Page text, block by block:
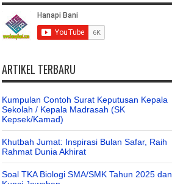
ARTIKEL TERBARU
Kumpulan Contoh Surat Keputusan Kepala
Sekolah / Kepala Madrasah (SK
Kepsek/Kamad)
Khutbah Jumat: Inspirasi Bulan Safar, Raih
Rahmat Dunia Akhirat
Soal TKA Biologi SMA/SMK Tahun 2025 dan